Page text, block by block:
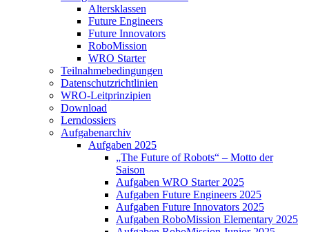
Altersklassen
Future Engineers
Future Innovators
RoboMission
WRO Starter
Teilnahmebedingungen
Datenschutzrichtlinien
WRO-Leitprinzipien
Download
Lerndossiers
Aufgabenarchiv
Aufgaben 2025
„The Future of Robots“ – Motto der
Saison
Aufgaben WRO Starter 2025
Aufgaben Future Engineers 2025
Aufgaben Future Innovators 2025
Aufgaben RoboMission Elementary 2025